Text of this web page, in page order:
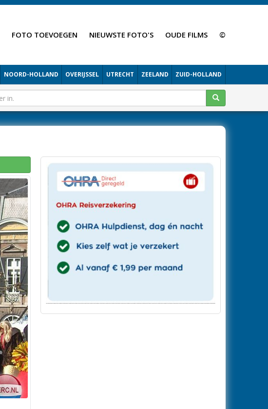
FOTO TOEVOEGEN NIEUWSTE FOTO'S OUDE FILMS ©
NOORD-HOLLAND OVERIJSSEL UTRECHT ZEELAND ZUID-HOLLAND